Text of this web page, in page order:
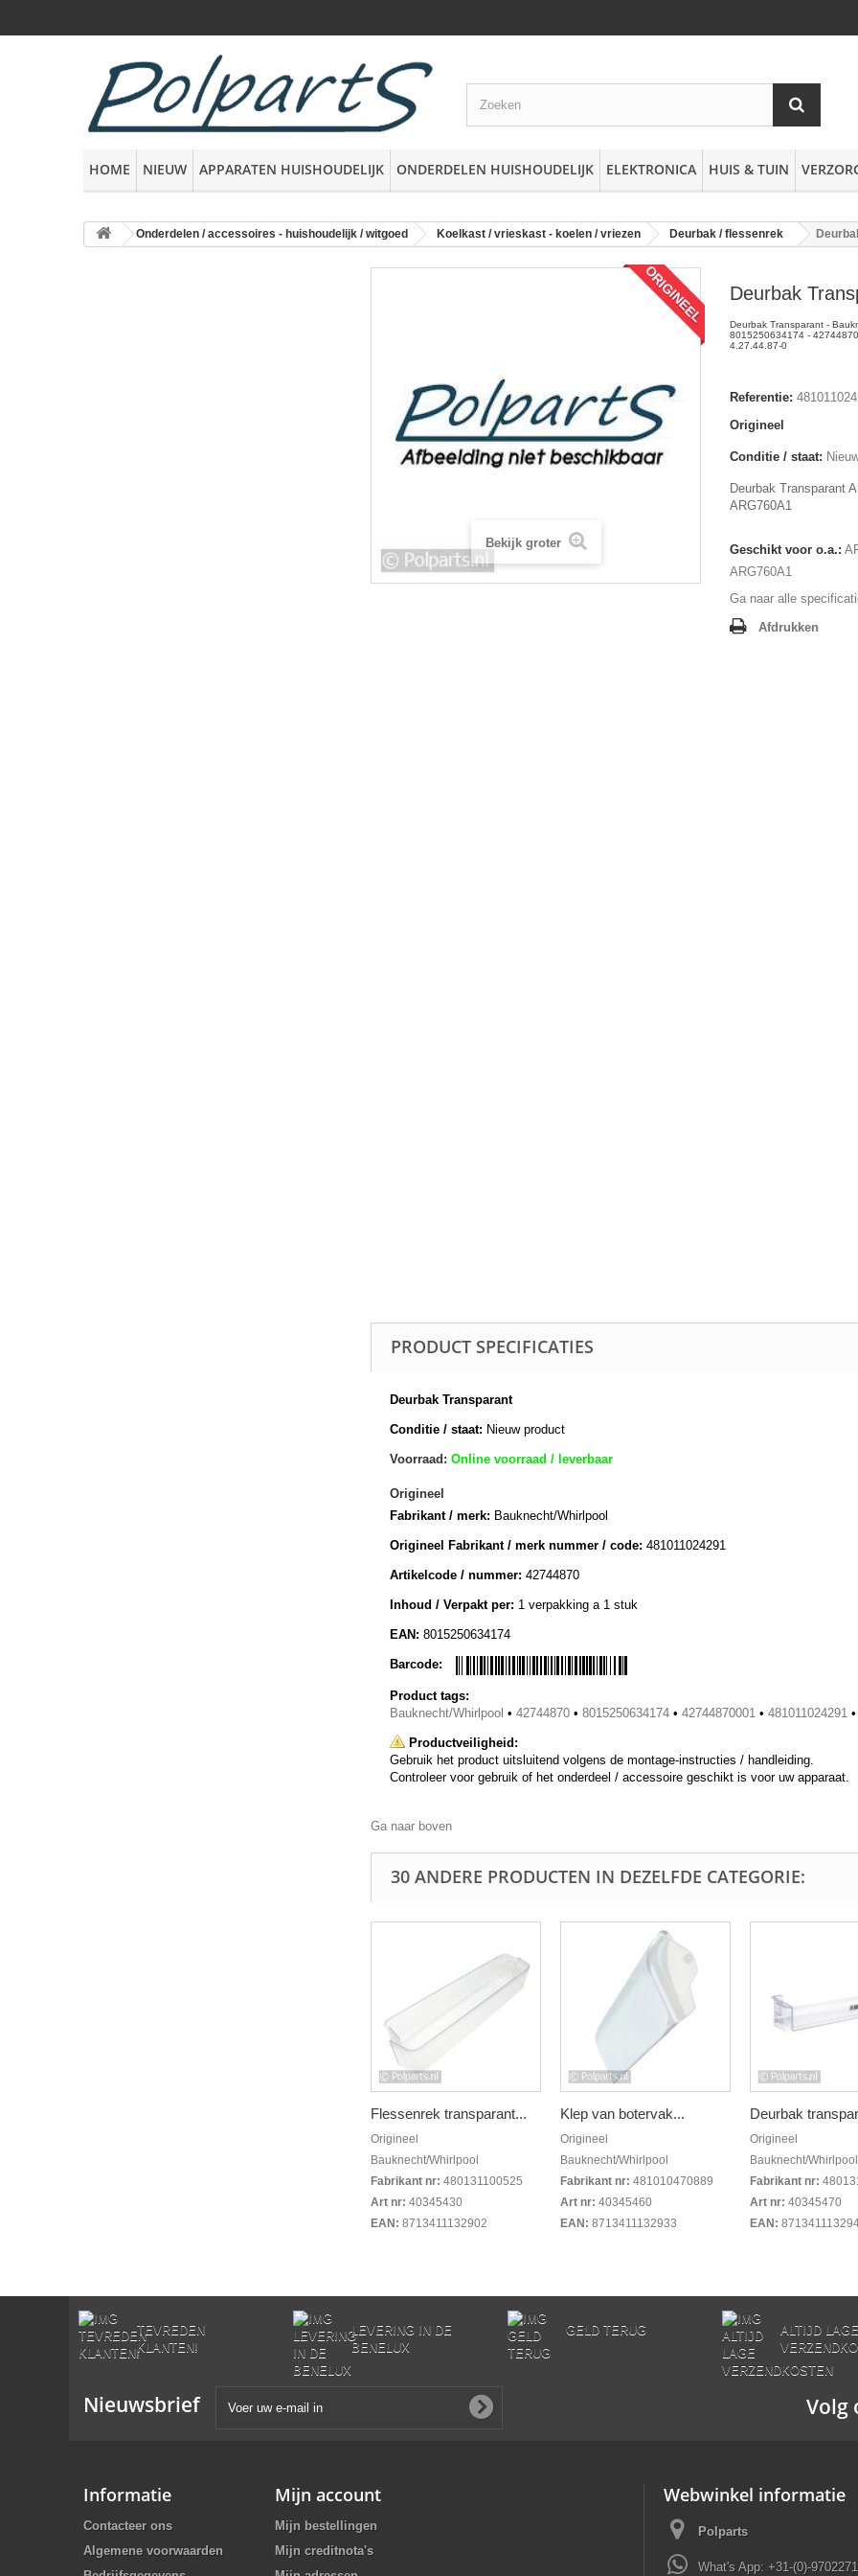
HOME NIEUW APPARATEN HUISHOUDELIJK ONDERDELEN HUISHOUDELIJK ELEKTRONICA HUIS & TUIN
Onderdelen / accessoires - huishoudelijk / witgoed Koelkast / vrieskast - koelen / vriezen Deurbak / flessenrek
ORIGINEEL
Bekijk groter
Deurbak
Deurbak Transparant -
8015250634174 -
4.27.44.87-0
Referentie:
Origineel
Conditie / staat:
Deurbak Transparant
ARG760A1
Geschikt voor o.a.:
ARG760A1
Ga naar alle
Afdrukken
PRODUCT SPECIFICATIES
Deurbak Transparant
Conditie / staat: Nieuw product
Voorraad: Online voorraad / leverbaar
Origineel
Fabrikant / merk: Bauknecht/Whirlpool
Origineel Fabrikant / merk nummer / code: 481011024291
Artikelcode / nummer: 42744870
Inhoud / Verpakt per: 1 verpakking a 1 stuk
EAN: 8015250634174
Barcode:
Product tags:
Bauknecht/Whirlpool • 42744870 • 8015250634174 • 42744870001 • 481011024291 •
Productveiligheid:
Gebruik het product uitsluitend volgens de montage-instructies / handleiding.
Controleer voor gebruik of het onderdeel / accessoire geschikt is voor uw apparaat.
Ga naar boven
30 ANDERE PRODUCTEN IN DEZELFDE CATEGORIE:
Flessenrek transparant...
Origineel
Bauknecht/Whirlpool
Fabrikant nr: 480131100525
Art nr: 40345430
EAN: 8713411132902
Klep van botervak...
Origineel
Bauknecht/Whirlpool
Fabrikant nr: 481010470889
Art nr: 40345460
EAN: 8713411132933
Deurbak
Origineel
Bauknecht/Whirlpool
Fabrikant nr:
Art nr: 40345470
EAN:
TEVREDEN
KLANTEN!
LEVERING IN DE
BENELUX
GELD TERUG
ALTIJD LAGE
Nieuwsbrief Volg
Informatie
Contacteer ons
Algemene voorwaarden
Mijn account
Mijn bestellingen
Mijn creditnota's
Webwinkel informatie
Polparts
What's App: +31-(0)-